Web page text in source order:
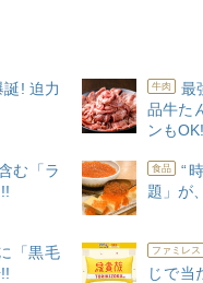
! 迫力 牛肉
最
品牛た
ンも
む「ラ
食品
“
題」が
「黒毛
ファミレ
じで当